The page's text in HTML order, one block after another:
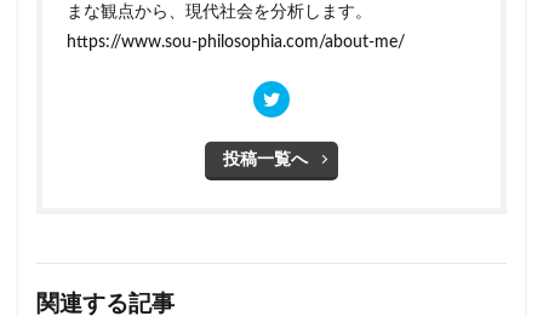
まな観点から、現代社会を分析します。
https://www.sou-philosophia.com/about-me/
投稿一覧へ
関連する記事